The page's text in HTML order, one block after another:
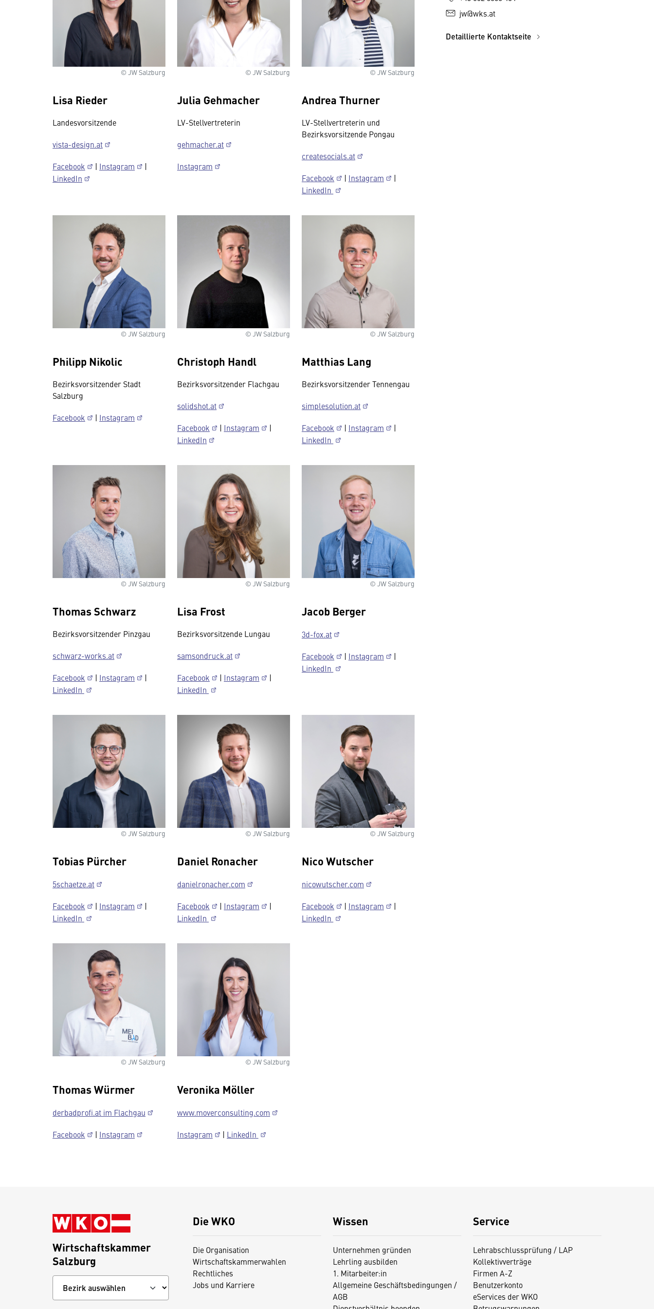
© JW Salzburg
Lisa Rieder
Landesvorsitzende
vista-design.at
Facebook | Instagram
|
LinkedIn
© JW Salzburg
Julia Gehmacher
LV-Stellvertreterin
gehmacher.at
Instagram
© JW Salzburg
Andrea Thurner
LV-Stellvertreterin und
Bezirksvorsitzende Pongau
createsocials.at
Facebook | Instagram
|
LinkedIn
© JW Salzburg
Philipp Nikolic
Bezirksvorsitzender Stadt
Salzburg
Facebook | Instagram
© JW Salzburg
Christoph Handl
Bezirksvorsitzender Flachgau
solidshot.at
Facebook | Instagram
|
LinkedIn
© JW Salzburg
Matthias Lang
Bezirksvorsitzender Tennengau
simplesolution.at
Facebook | Instagram
|
LinkedIn
© JW Salzburg
Thomas Schwarz
Bezirksvorsitzender Pinzgau
schwarz-works.at
Facebook | Instagram
|
LinkedIn
© JW Salzburg
Lisa Frost
Bezirksvorsitzende Lungau
samsondruck.at
Facebook | Instagram
|
LinkedIn
© JW Salzburg
Jacob Berger
3d-fox.at
Facebook | Instagram
|
LinkedIn
© JW Salzburg
Tobias Pürcher
5schaetze.at
Facebook | Instagram
|
LinkedIn
© JW Salzburg
Daniel Ronacher
danielronacher.com
Facebook | Instagram
|
LinkedIn
© JW Salzburg
Nico Wutscher
nicowutscher.com
Facebook | Instagram
|
LinkedIn
© JW Salzburg
Thomas Würmer
derbadprofi.at im Flachgau
Facebook | Instagram
© JW Salzburg
Veronika Möller
www.moverconsulting.com
Instagram | LinkedIn
jw@wks.at
Detaillierte Kontaktseite
Die WKO
Die Organisation
Wirtschaftskammerwahlen
Rechtliches
Jobs und Karriere
Wissen
Unternehmen gründen
Lehrling ausbilden
1. Mitarbeiter:in
Allgemeine Geschäftsbedingungen /
AGB
Service
Lehrabschlussprüfung / LAP
Kollektivverträge
Firmen A-Z
Benutzerkonto
eServices der WKO
Wirtschaftskammer
Salzburg